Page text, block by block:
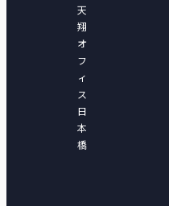
天
翔
オ
フ
ィ
ス
日
本
橋